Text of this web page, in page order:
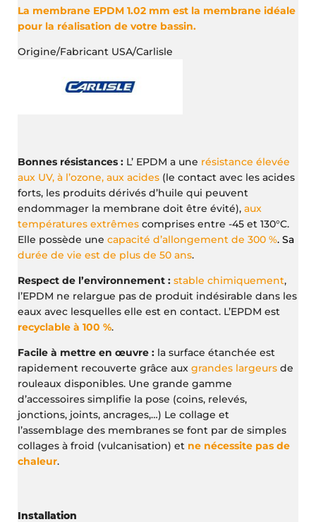
La membrane EPDM 1.02 mm est la membrane idéale
pour la réalisation de votre bassin.
Origine/Fabricant USA/Carlisle
Bonnes résistances : L’ EPDM a une résistance élevée
aux UV, à l’ozone, aux acides (le contact avec les acides
forts, les produits dérivés d’huile qui peuvent
endommager la membrane doit être évité),aux
températures extrêmes comprises entre -45 et 130°C.
Elle possède unecapacité d’allongement de 300 %. Sa
durée de vie est de plus de 50 ans.
Respect de l’environnement : stable chimiquement,
l’EPDM ne relargue pas de produit indésirable dans les
eaux avec lesquelles elle est en contact. L’EPDM est
recyclable à 100 %.
Facile à mettre en œuvre : la surface étanchée est
rapidement recouverte grâce auxgrandes largeurs de
rouleaux disponibles. Une grande gamme
d’accessoires simplifie la pose (coins, relevés,
jonctions, joints, ancrages,…) Le collage et
l’assemblage des membranes se font par de simples
collages à froid (vulcanisation) et ne nécessite pas de
chaleur.
Installation